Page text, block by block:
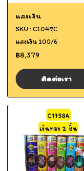
แสงเงิน
SKU : C1047ฺC
แสงเงิน 100/6
฿8,379
ติดต่อเรา